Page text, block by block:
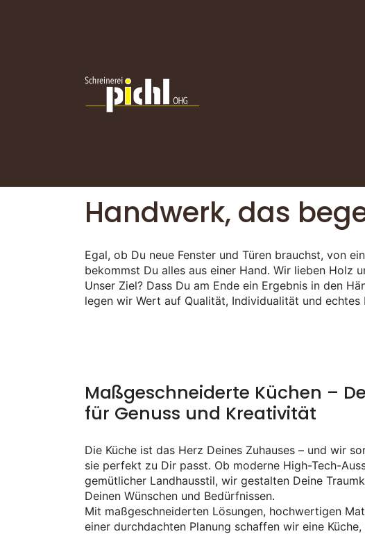
Handwerk, das
Egal, ob Du neue Fenster und Türen brauchst, von
bekommst Du alles aus einer Hand. Wir lieben Holz
Unser Ziel? Dass Du am Ende ein Ergebnis in den
legen wir Wert auf Qualität, Individualität und echtes
Maßgeschneiderte Küchen –
für Genuss und Kreativität
Die Küche ist das Herz Deines Zuhauses – und wir
sie perfekt zu Dir passt. Ob moderne High-Tech-
gemütlicher Landhausstil, wir gestalten Deine
Deinen Wünschen und Bedürfnissen.
Mit maßgeschneiderten Lösungen, hochwertigen
einer durchdachten Planung schaffen wir eine